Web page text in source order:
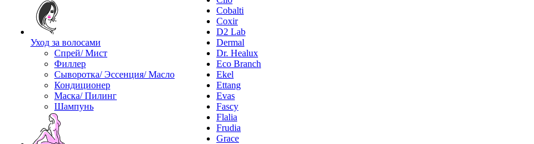
Уход за волосами
Спрей/ Мист
Филлер
Сыворотка/ Эссенция/ Масло
Кондиционер
Маска/ Пилинг
Шампунь
Cobalti
Coxir
D2 Lab
Dermal
Dr. Healux
Eco Branch
Ekel
Ettang
Evas
Fascy
Flalia
Frudia
Grace